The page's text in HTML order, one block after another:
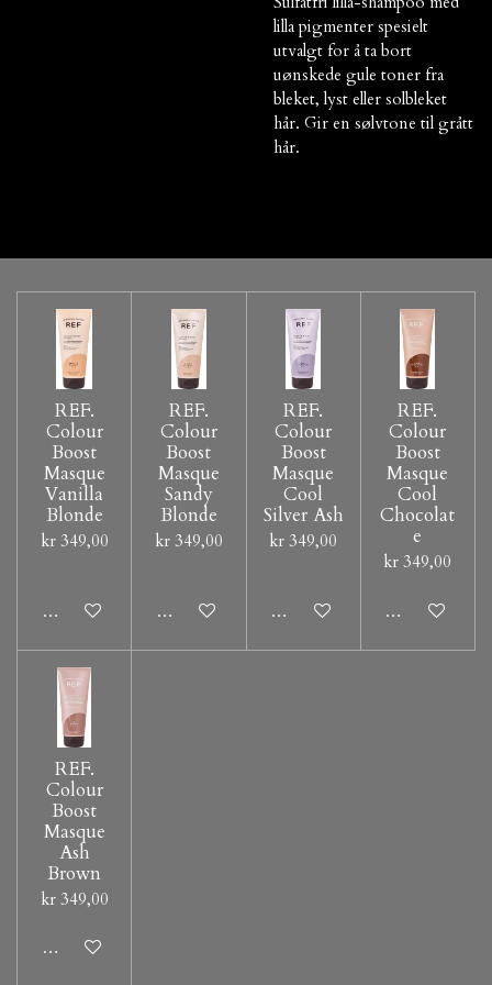
lilla pigmenter spesielt
utvalgt for å ta bort
uønskede gule toner fra
bleket, lyst eller solbleket
hår. Gir en sølvtone til grått
hår.
REF.
Colour
Boost
Masque
Vanilla
Blonde
kr 349,00
Legg til handlevogn
REF.
Colour
Boost
Masque
Sandy
Blonde
kr 349,00
Legg til handlevogn
REF.
Colour
Boost
Masque
Cool
Silver Ash
kr 349,00
Legg til handlevogn
REF.
Colour
Boost
Masque
Cool
Chocolat
e
kr 349,00
Legg til
REF.
Colour
Boost
Masque
Ash
Brown
kr 349,00
Legg til handlevogn